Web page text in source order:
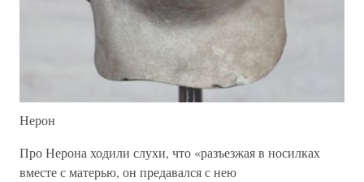
Нерон
Про Нерона ходили слухи, что «разъезжая в носилках
вместе с матерью, он предавался с нею